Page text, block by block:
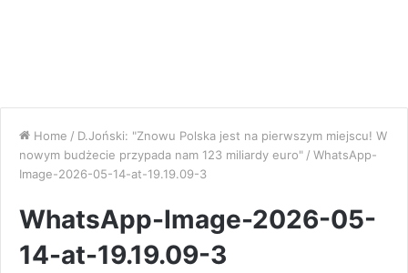
Home / D.Joński: "Znowu Polska jest na pierwszym miejscu! W
nowym budżecie przypada nam 123 miliardy euro" / WhatsApp-
Image-2026-05-14-at-19.19.09-3
WhatsApp-Image-2026-05-
14-at-19.19.09-3